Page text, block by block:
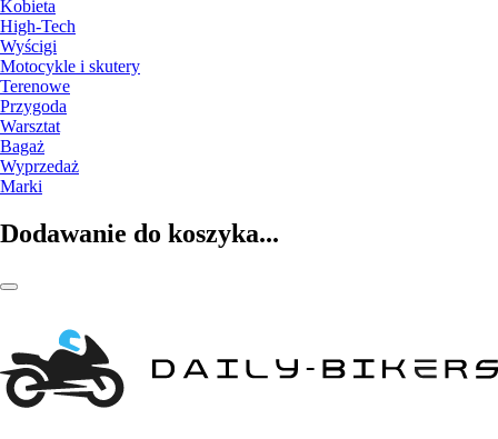
Kobieta
High-Tech
Wyścigi
Motocykle i skutery
Terenowe
Przygoda
Warsztat
Bagaż
Wyprzedaż
Marki
Dodawanie do koszyka...